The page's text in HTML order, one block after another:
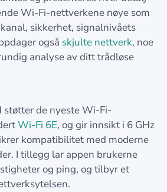
Wi-Fi-nettverkene nøye som
sikkerhet, signalnivåets
også skjulte nettverk, noe
analyse av ditt trådløse
støtter de nyeste Wi-Fi-
Wi-Fi 6E, og gir innsikt i 6 GHz
kompatibilitet med moderne
I tillegg lar appen brukerne
og ping, og tilbyr et